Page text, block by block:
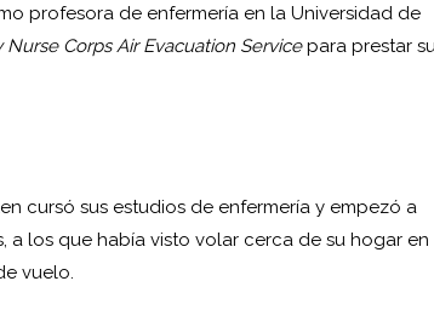
profesora de enfermería en la Universidad de
Nurse Corps Air Evacuation Servicepara prestar
cursó sus estudios de enfermería y empezó a
a los que había visto volar cerca de su hogar en
vuelo.